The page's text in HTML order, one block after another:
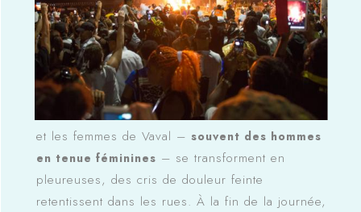
et les femmes de Vaval – souvent des hommes
en tenue féminines – se transforment en
pleureuses, des cris de douleur feinte
retentissent dans les rues. À la fin de la journée,